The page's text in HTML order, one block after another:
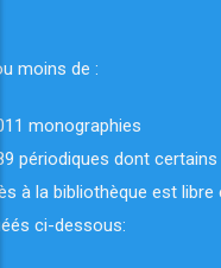
moins de :
monographies
périodiques dont
à la bibliothèque est
ci-dessous: